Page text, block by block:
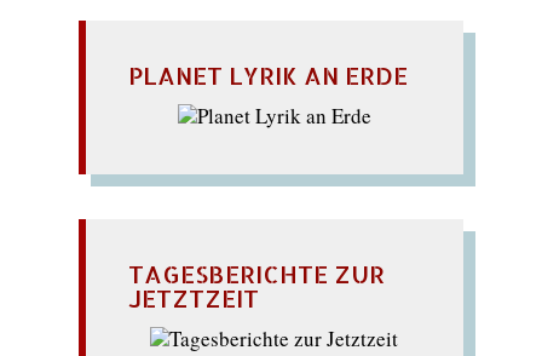
PLANET LYRIK AN ERDE
TAGESBERICHTE ZUR
JETZTZEIT